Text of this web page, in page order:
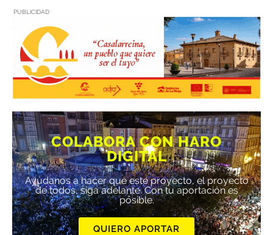
PUBLICIDAD
COLABORA CON HARO
DIGITAL
Ayúdanos a hacer que este proyecto, el proyecto
de todos, siga adelante. Con tu aportación es
posible.
QUIERO APORTAR